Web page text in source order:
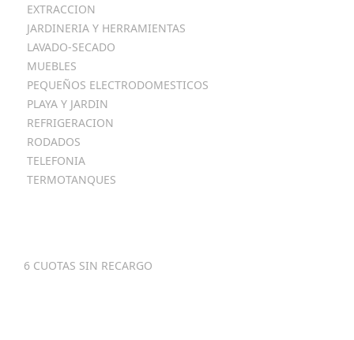
EXTRACCION
JARDINERIA Y HERRAMIENTAS
LAVADO-SECADO
MUEBLES
PEQUEÑOS ELECTRODOMESTICOS
PLAYA Y JARDIN
REFRIGERACION
RODADOS
TELEFONIA
TERMOTANQUES
6 CUOTAS SIN RECARGO